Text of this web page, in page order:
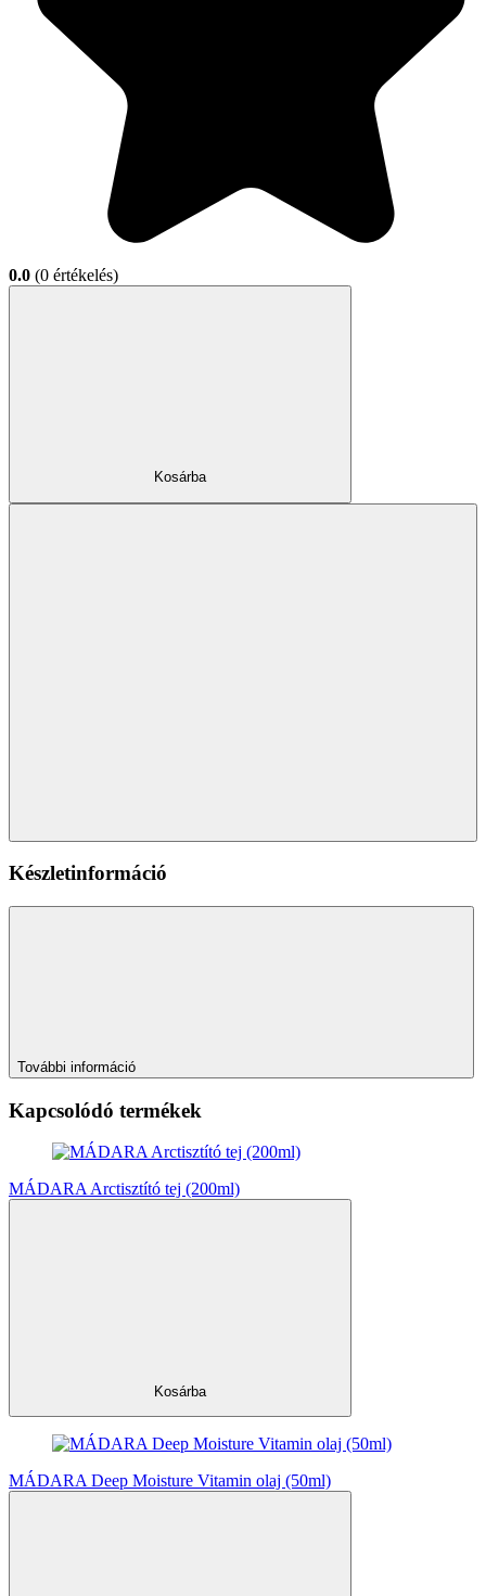
0.0 (0 értékelés)
Kosárba
Készletinformáció
További információ
Kapcsolódó termékek
MÁDARA Arctisztító tej (200ml)
Kosárba
MÁDARA Deep Moisture Vitamin olaj (50ml)